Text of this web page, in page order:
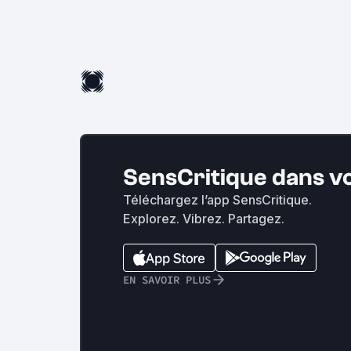
SensCritique dans
Téléchargez l’app SensCritique.
Explorez. Vibrez. Partagez.
EN SAVOIR PLUS